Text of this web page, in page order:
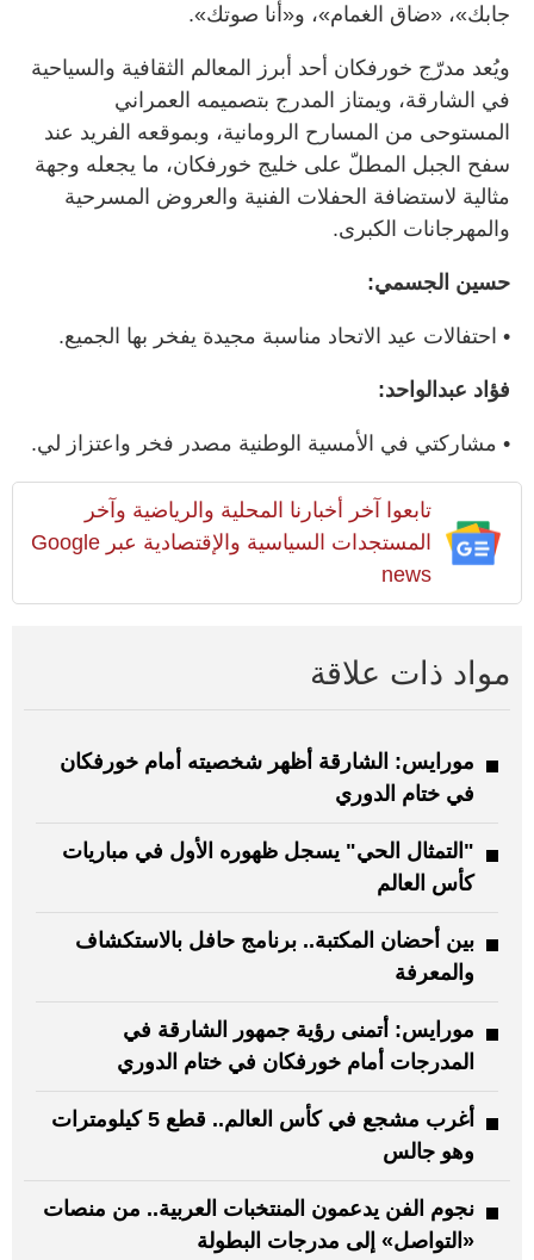
جابك»، «ضاق الغمام»، و«أنا صوتك».
ويُعد مدرّج خورفكان أحد أبرز المعالم الثقافية والسياحية
في الشارقة، ويمتاز المدرج بتصميمه العمراني
المستوحى من المسارح الرومانية، وبموقعه الفريد عند
سفح الجبل المطلّ على خليج خورفكان، ما يجعله وجهة
مثالية لاستضافة الحفلات الفنية والعروض المسرحية
والمهرجانات الكبرى.
حسين الجسمي:
• احتفالات عيد الاتحاد مناسبة مجيدة يفخر بها الجميع.
فؤاد عبدالواحد:
• مشاركتي في الأمسية الوطنية مصدر فخر واعتزاز لي.
تابعوا آخر أخبارنا المحلية والرياضية وآخر
المستجدات السياسية والإقتصادية عبر Google
news
مواد ذات علاقة
مورايس: الشارقة أظهر شخصيته أمام خورفكان
في ختام الدوري
"التمثال الحي" يسجل ظهوره الأول في مباريات
كأس العالم
بين أحضان المكتبة.. برنامج حافل بالاستكشاف
والمعرفة
مورايس: أتمنى رؤية جمهور الشارقة في
المدرجات أمام خورفكان في ختام الدوري
أغرب مشجع في كأس العالم.. قطع 5 كيلومترات
وهو جالس
نجوم الفن يدعمون المنتخبات العربية.. من منصات
«التواصل» إلى مدرجات البطولة